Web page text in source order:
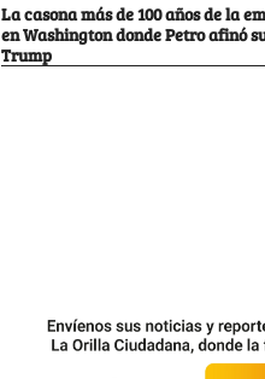
La casona más de 100 años de la
en Washington donde Petro afinó
Trump